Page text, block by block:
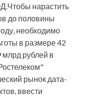
нарастить
до половины
необходимо
в размере 42
рублей в
рынок дата-
ввести